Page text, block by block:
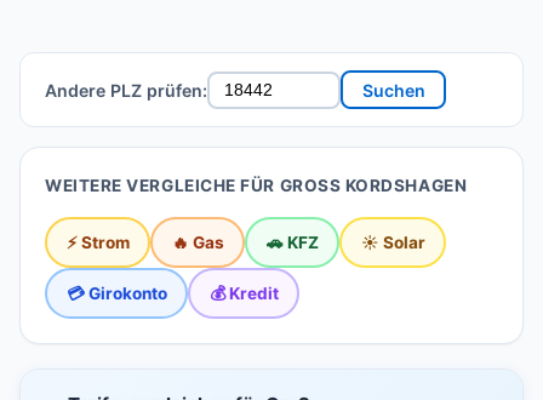
Andere PLZ prüfen: Suchen
WEITERE VERGLEICHE FÜR GROSS KORDSHAGEN
⚡ Strom 🔥 Gas 🚗 KFZ ☀️ Solar
💳 Girokonto 💰 Kredit